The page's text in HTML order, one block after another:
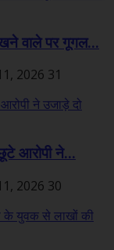
वाले पर गूगल...
2026 31
आरोपी ने...
2026 30